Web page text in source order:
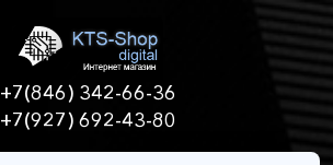
+7(846) 342-66-36
+7(927) 692-43-80